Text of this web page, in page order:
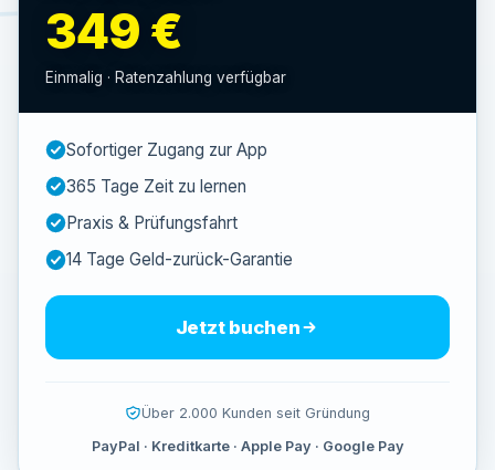
349 €
Einmalig · Ratenzahlung verfügbar
Sofortiger Zugang zur App
365 Tage Zeit zu lernen
Praxis & Prüfungsfahrt
14 Tage Geld-zurück-Garantie
Jetzt buchen
Über 2.000 Kunden seit Gründung
PayPal · Kreditkarte · Apple Pay · Google Pay